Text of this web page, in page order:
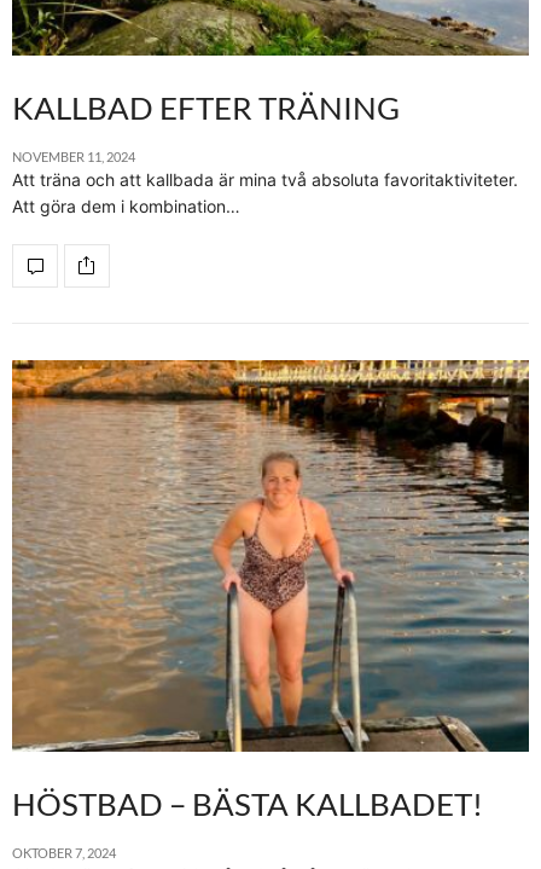
KALLBAD EFTER TRÄNING
NOVEMBER 11, 2024
Att träna och att kallbada är mina två absoluta favoritaktiviteter.
Att göra dem i kombination…
HÖSTBAD – BÄSTA KALLBADET!
OKTOBER 7, 2024